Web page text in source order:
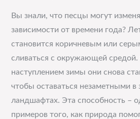
Вы знали, что песцы могут
зависимости от времени года?
становится коричневым или
сливаться с окружающей средой.
наступлением зимы они снова
чтобы оставаться незаметными
ландшафтах. Эта способность –
примеров того, как природа